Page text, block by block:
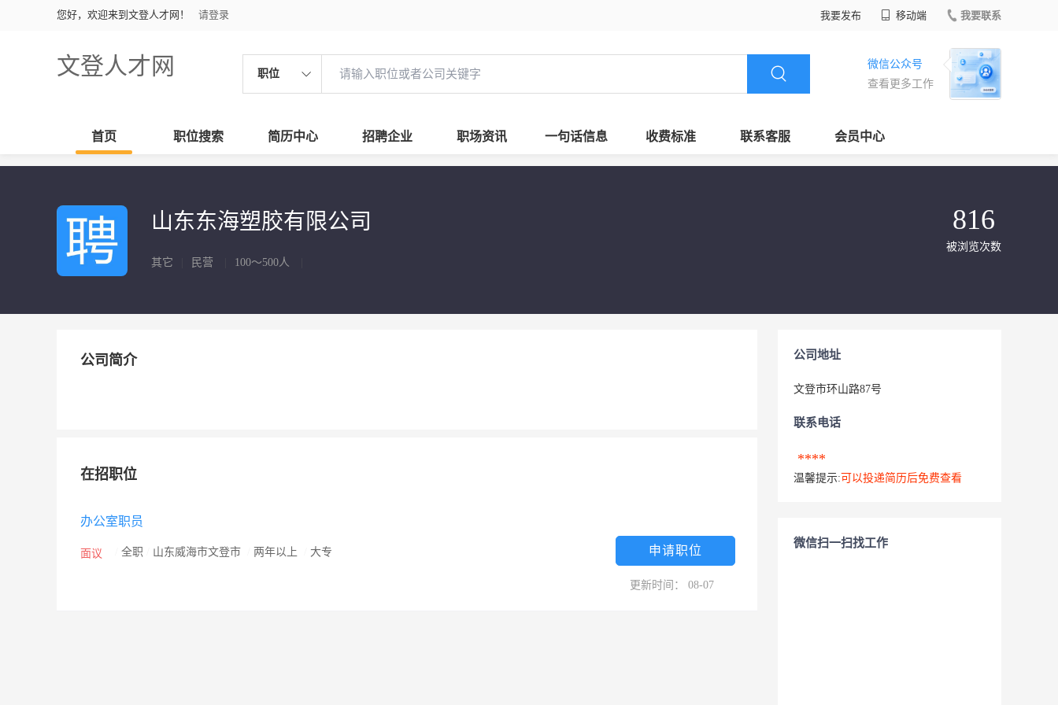
您好，欢迎来到文登人才网！ 请登录 我要发布 移动端 我要联系
文登人才网 职位
微信公众号
查看更多工作
首页 职位搜索 简历中心 招聘企业 职场资讯 一句话信息 收费标准 联系客服 会员中心
山东东海塑胶有限公司
其它 民营 100～500人
816
被浏览次数
公司简介
在招职位
办公室职员
面议 全职 山东威海市文登市 两年以上 大专 申请职位
更新时间： 08-07
公司地址
文登市环山路87号
联系电话
****
温馨提示: 可以投递简历后免费查看
微信扫一扫找工作